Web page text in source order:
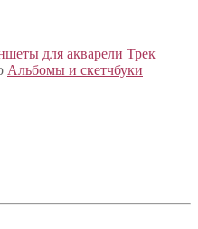
для акварели Трек
Альбомы и скетчбуки